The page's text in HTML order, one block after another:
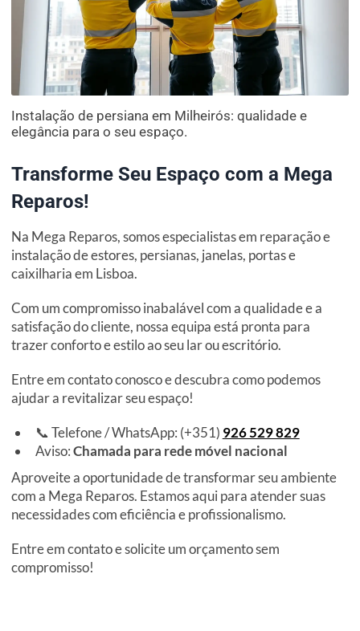
Instalação de persiana em Milheirós: qualidade e
elegância para o seu espaço.
Transforme Seu Espaço com a Mega
Reparos!
Na Mega Reparos, somos especialistas em reparação e
instalação de estores, persianas, janelas, portas e
caixilharia em Lisboa.
Com um compromisso inabalável com a qualidade e a
satisfação do cliente, nossa equipa está pronta para
trazer conforto e estilo ao seu lar ou escritório.
Entre em contato conosco e descubra como podemos
ajudar a revitalizar seu espaço!
📞 Telefone / WhatsApp: (+351) 926 529 829
Aviso:Chamada para rede móvel nacional
Aproveite a oportunidade de transformar seu ambiente
com a Mega Reparos. Estamos aqui para atender suas
necessidades com eficiência e profissionalismo.
Entre em contato e solicite um orçamento sem
compromisso!